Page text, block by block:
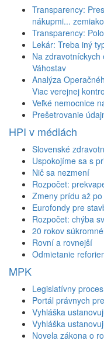
Transparency:
nákupmi...
Transparency:
Lekár: Treba iný
Na zdravotníckych
Váhostav
Analýza
Viac verejnej
Veľké nemocnice
Prešetrovanie
HPI v médiách
Slovenské
Uspokojíme sa s
Nič sa nezmení
Rozpočet:
Zmeny prídu až po
Eurofondy pre
Rozpočet: chýba
20 rokov
Rovní a rovnejší
Odmietanie
MPK
Legislatívny proces
Portál právnych
Vyhláška
Vyhláška
Novela zákona o